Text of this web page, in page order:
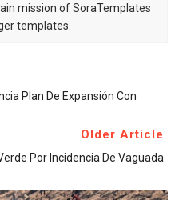
mission of SoraTemplates
templates.
Plan De Expansión Con
Older Article
Por Incidencia De Vaguada